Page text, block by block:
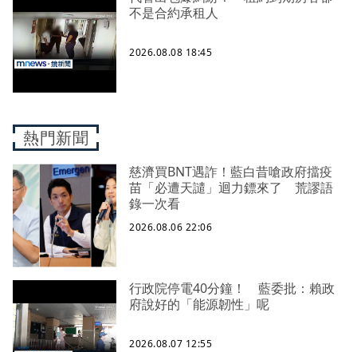
不是合約承租人
2026.08.08 18:45
熱門新聞
慈濟買BNT遇詐！藍白昔嗆政府擋疫
苗「必遭天譴」迴力鏢來了 荒謬語
錄一次看
2026.08.06 22:06
行政院停電40分鐘！ 藍委批：賴政
府說好的「能源韌性」呢
2026.08.07 12:55